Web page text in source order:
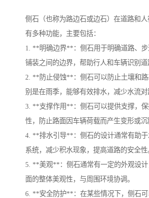
侧石（也称为路边石或边石）在道路和
有多种功能，主要包括：
1. **明确边界**：侧石用于明确道路、
铺装之间的边界，帮助行人和车辆识别道
2. **防止侵蚀**：侧石可以防止土壤和
别是在雨季，能够有效排水，减少水流对
3. **支撑作用**：侧石可以提供支撑，
性，防止路面因车辆荷载而产生变形或沉
4. **排水引导**：侧石的设计通常有助
系统，减少积水现象，提高道路的安全性
5. **美观**：侧石通常有一定的外观设
面的整体美观性，与周围环境协调。
6. **安全防护**：在某些情况下，侧石